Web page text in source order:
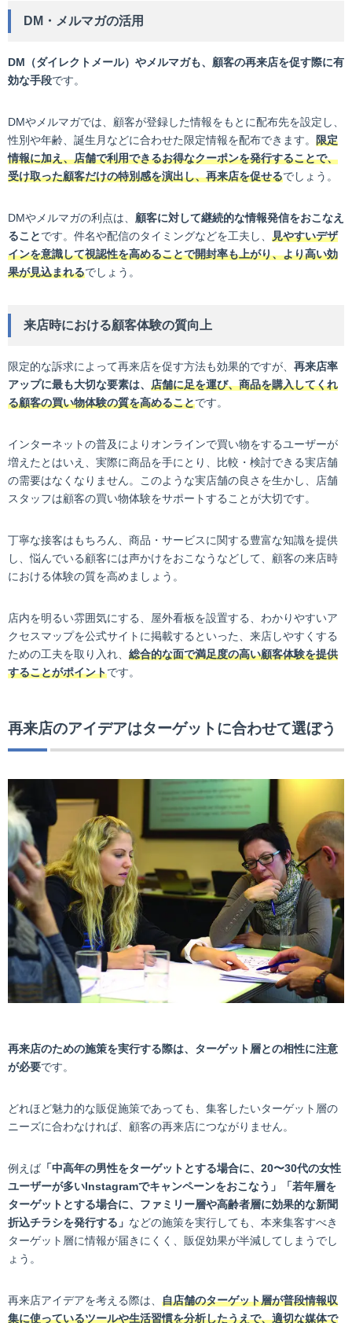
DM・メルマガの活用
DM（ダイレクトメール）やメルマガも、顧客の再来店を促す際に有
効な手段です。
DMやメルマガでは、顧客が登録した情報をもとに配布先を設定し、
性別や年齢、誕生月などに合わせた限定情報を配布できます。 限定
情報に加え、店舗で利用できるお得なクーポンを発行することで、
受け取った顧客だけの特別感を演出し、再来店を促せるでしょう。
DMやメルマガの利点は、 顧客に対して継続的な情報発信をおこなえ
ることです。件名や配信のタイミングなどを工夫し、 見やすいデザ
インを意識して視認性を高めることで開封率も上がり、より高い効
果が見込まれるでしょう。
来店時における顧客体験の質向上
限定的な訴求によって再来店を促す方法も効果的ですが、 再来店率
アップに最も大切な要素は、 店舗に足を運び、商品を購入してくれ
る顧客の買い物体験の質を高めることです。
インターネットの普及によりオンラインで買い物をするユーザーが
増えたとはいえ、実際に商品を手にとり、比較・検討できる実店舗
の需要はなくなりません。このような実店舗の良さを生かし、店舗
スタッフは顧客の買い物体験をサポートすることが大切です。
丁寧な接客はもちろん、商品・サービスに関する豊富な知識を提供
し、悩んでいる顧客には声かけをおこなうなどして、顧客の来店時
における体験の質を高めましょう。
店内を明るい雰囲気にする、屋外看板を設置する、わかりやすいア
クセスマップを公式サイトに掲載するといった、来店しやすくする
ための工夫を取り入れ、 総合的な面で満足度の高い顧客体験を提供
することがポイントです。
再来店のアイデアはターゲットに合わせて選ぼう
再来店のための施策を実行する際は、ターゲット層との相性に注意
が必要です。
どれほど魅力的な販促施策であっても、集客したいターゲット層の
ニーズに合わなければ、顧客の再来店につながりません。
例えば 「中高年の男性をターゲットとする場合に、20〜30代の女性
ユーザーが多いInstagramでキャンペーンをおこなう」「若年層を
ターゲットとする場合に、ファミリー層や高齢者層に効果的な新聞
折込チラシを発行する」 などの施策を実行しても、本来集客すべき
ターゲット層に情報が届きにくく、販促効果が半減してしまうでし
ょう。
再来店アイデアを考える際は、 自店舗のターゲット層が普段情報収
集に使っているツールや生活習慣を分析したうえで、適切な媒体で